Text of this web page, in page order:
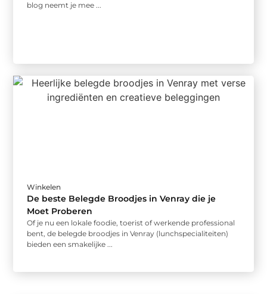
blog neemt je mee ...
Winkelen
De beste Belegde Broodjes in Venray die je
Moet Proberen
Of je nu een lokale foodie, toerist of werkende professional
bent, de belegde broodjes in Venray (lunchspecialiteiten)
bieden een smakelijke ...